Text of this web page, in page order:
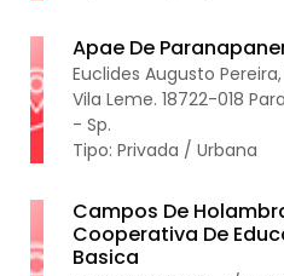
Apae De
Euclides Augusto Pereira,
Vila Leme. 18722-018
- Sp.
Tipo: Privada / Urbana
Campos De
Cooperativa De
Basica